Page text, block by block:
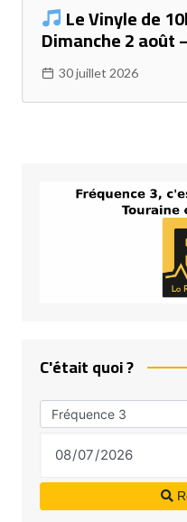
Le Vinyle de
Dimanche 2 août
30 juillet 2026
C'était quoi ?